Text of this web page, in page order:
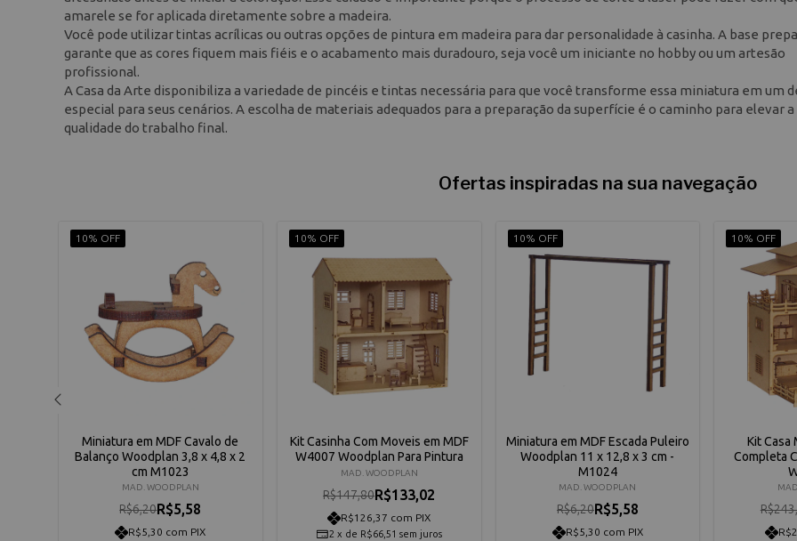
amarele se for aplicada diretamente sobre a madeira.
Você pode utilizar tintas acrílicas ou outras opções de pintura em madeira para dar personalidade à casinha. A base
garante que as cores fiquem mais fiéis e o acabamento mais duradouro, seja você um iniciante no hobby ou um artesão
profissional.
A Casa da Arte disponibiliza a variedade de pincéis e tintas necessária para que você transforme essa miniatura em um
especial para seus cenários. A escolha de materiais adequados para a preparação da superfície é o caminho para elevar a
qualidade do trabalho final.
Ofertas inspiradas na sua navegação
10% OFF
Miniatura em MDF Cavalo de
Balanço Woodplan 3,8 x 4,8 x 2
cm M1023
MAD. WOODPLAN
R$6,20R$5,58
R$5,30 com PIX
10% OFF
Kit Casinha Com Moveis em MDF
W4007 Woodplan Para Pintura
MAD. WOODPLAN
R$147,80R$133,02
R$126,37 com PIX
2 x de R$66,51 sem juros
10% OFF
Miniatura em MDF Escada Puleiro
Woodplan 11 x 12,8 x 3 cm -
M1024
MAD. WOODPLAN
R$6,20R$5,58
R$5,30 com PIX
10% OFF
Kit Casa
Completa